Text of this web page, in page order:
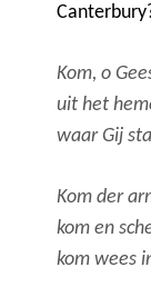
Kom, o
uit het
waar Gij
Kom der
kom en
kom wees